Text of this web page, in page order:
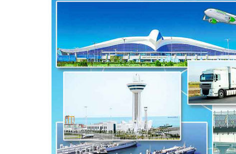
Общество
Культура
Наука